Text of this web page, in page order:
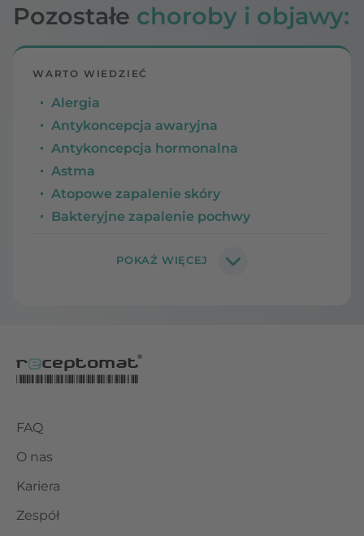
Pozostałe choroby i objawy:
WARTO WIEDZIEĆ
Alergia
Antykoncepcja awaryjna
Antykoncepcja hormonalna
Astma
Atopowe zapalenie skóry
Bakteryjne zapalenie pochwy
FAQ
O nas
Kariera
Zespół